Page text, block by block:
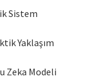
Sistem
Yaklaşım
Zeka Modeli